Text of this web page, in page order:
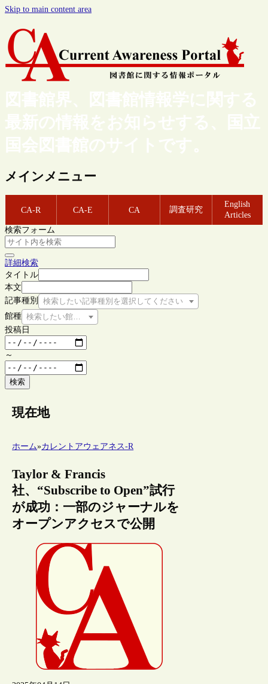
Skip to main content area
図書館界、図書館情報学に関する
最新の情報をお知らせする、国立
国会図書館のサイトです。
メインメニュー
CA-R CA-E CA 調査研究
English
Articles
検索フォーム
詳細検索
タイトル
本文
記事種別
検索したい記事種別を選択してください
館種 検索したい館種を選択してください
投稿日
～
検索
現在地
ホーム»カレントアウェアネス-R
Taylor & Francis
社、“Subscribe to Open”試行
が成功：一部のジャーナルを
オープンアクセスで公開